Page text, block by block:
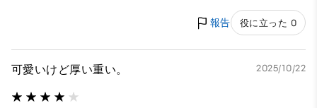
報告 役に立った 0
可愛いけど厚い重い。 2025/10/22